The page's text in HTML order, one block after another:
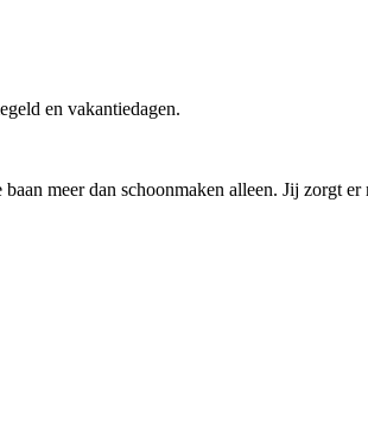
en vakantiedagen.
meer dan schoonmaken alleen. Jij zorgt